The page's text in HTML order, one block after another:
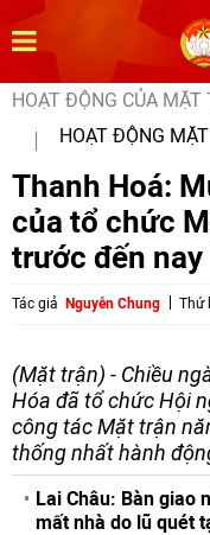
HOẠT ĐỘNG CỦA MẶT
HOẠT ĐỘNG
Thanh Hoá:
của tổ chức
trước đến nay
Tác giả Nguyễn Chung Thứ
(Mặt trận) - Chiều
Hóa đã tổ chức Hội
công tác Mặt trận
thống nhất hành
Lai Châu: Bàn giao
mất nhà do lũ quét